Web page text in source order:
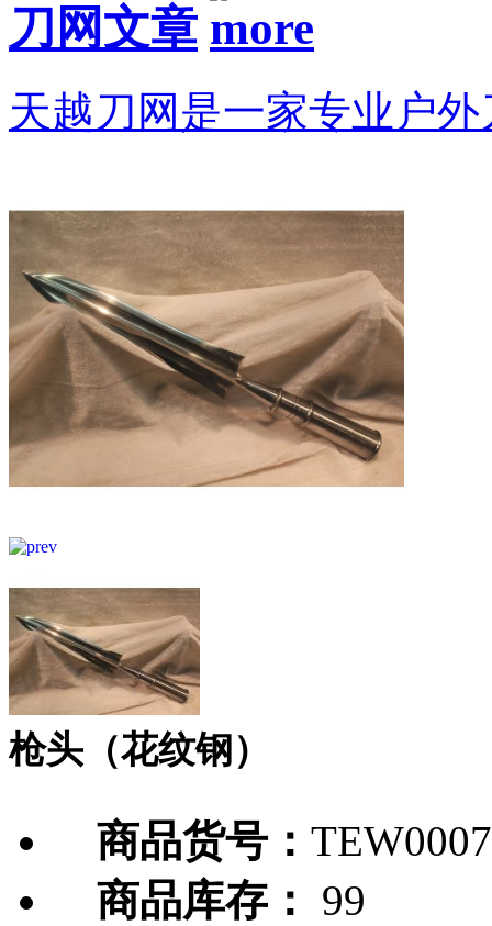
刀网文章
天越刀网是一家专业户
枪头（花纹钢）
商品货号：
商品库存：
99